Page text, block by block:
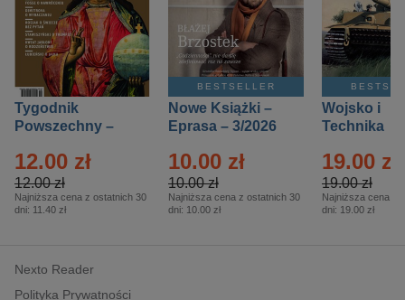
Tygodnik
Powszechny –
12.00 zł
12.00 zł
Najniższa cena z ostatnich 30
dni: 11.40 zł
BESTSELLER
Nowe Książki –
Eprasa – 3/2026
10.00 zł
10.00 zł
Najniższa cena z ostatnich 30
dni: 10.00 zł
Wojsko i
Technika
– 2/2026
19.00 zł
19.00 zł
Najniższa cena z
dni: 19.00 zł
Nexto Reader
Polityka Prywatności